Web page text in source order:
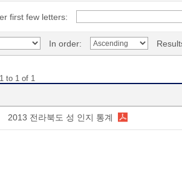
first few letters:
In order:
to 1 of 1
2013 전라북도 성 인지 통계